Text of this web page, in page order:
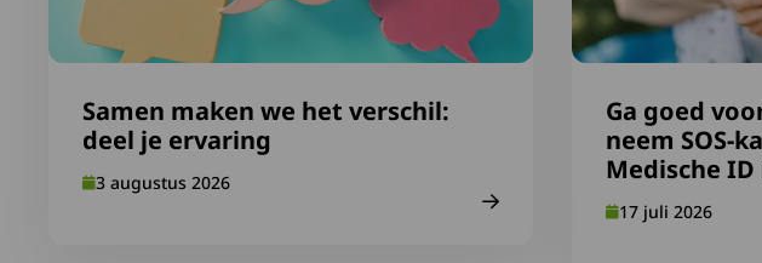
Samen maken we het verschil:
deel je ervaring
3 augustus 2026
Ga goed
neem SOS-
Medische ID
17 juli 2026